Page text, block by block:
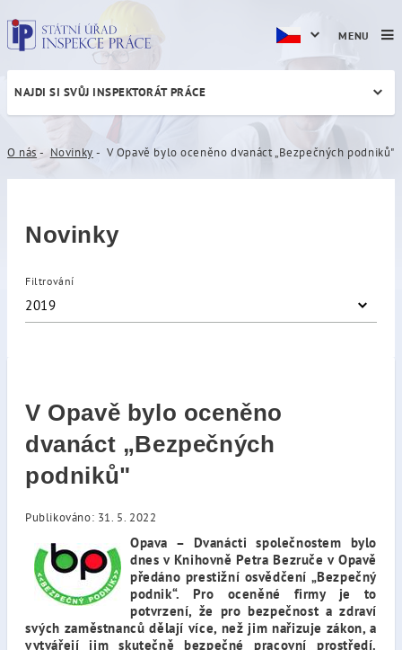
V Opavě bylo oceněno
NAJDI SI SVŮJ INSPEKTORÁT PRÁCE
O nás Novinky V Opavě bylo oceněno dvanáct „Bezpečných podniků"
Novinky
Filtrování
2019
V Opavě bylo oceněno
dvanáct „Bezpečných
podniků"
Publikováno: 31. 5. 2022
Opava – Dvanácti společnostem bylo
dnes v Knihovně Petra Bezruče v Opavě
předáno prestižní osvědčení „Bezpečný
podnik“. Pro oceněné firmy je to
potvrzení, že pro bezpečnost a zdraví
svých zaměstnanců dělají více, než jim nařizuje zákon, a
vytvářejí jim skutečně bezpečné pracovní prostředí.
MENU